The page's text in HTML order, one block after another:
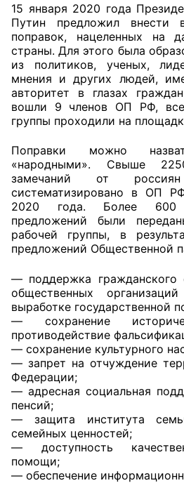
Главная
Общественные советы
Общественные советы
органах федеральных
исполнительной власти
Общественные советы по
независимой оценки
оказания услуг
Структура Палаты
Комиссии
Экспертный совет ОП КО
Совет ОП КО
Общественный штаб
Члены ОП КО
Документы ОП КО
15 января 2020 года
Путин предложил внести
поправок, нацеленных на
страны. Для этого была
из политиков, ученых,
мнения и других людей,
авторитет в глазах
вошли 9 членов ОП РФ, все
группы проходили на
Поправки можно
«народными». Свыше
замечаний от
систематизировано в ОП
2020 года. Более 600
предложений были
рабочей группы, в
предложений Общественной
— поддержка гражданского
общественных
выработке государственной
— сохранение
противодействие
— сохранение культурного
— запрет на отчуждение
Федерации;
— адресная социальная
пенсий;
— защита института
семейных ценностей;
— доступность
помощи;
— обеспечение